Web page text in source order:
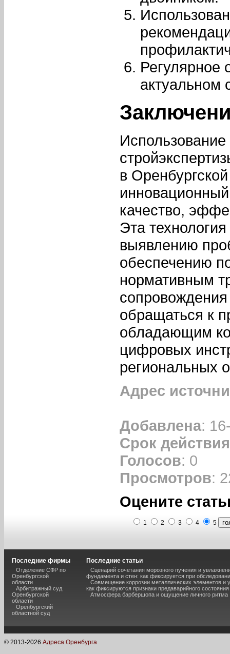
Регулярное
актуальном
в
качество,
Эта
выявлению
обеспечению
нормативным
обращаться к
обладающим
цифровых
региональных
Адрес
Добавлена:
Срок действия
Голосов: 0
Просмотров:
Оцените
1 2 3 4 5
Последние фирмы
Отделение СФР по
Оренбургской
области
Арбитражный суд
Оренбургской
области
Оренбургский
областной суд
Последние статьи
Сценарий сочетания морозного пучения и
фундамента и стен: как фиксируется при
Совмещение коррозии металлических элементов и
как фиксируются признаки предаварийного состояния
Атмосфера барбершопа и ощущение личного ритма
© 2013-2026 Адреса Оренбурга